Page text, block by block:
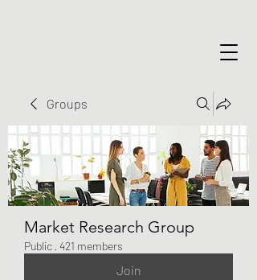
Groups
Market Research Group
Public · 421 members
Join